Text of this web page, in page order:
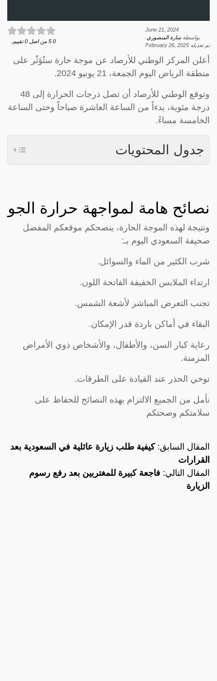
June 21, 2024
بواسطةسارة المنصوري
تم تعديله February 26, 2025
0
5 من اصل 0 تقييم.
أعلن المركز الوطني للأرصاد عن موجة حارة ستُؤثّر على
منطقة الرياض اليوم الجمعة، 21 يونيو 2024.
وتوقع الوطني للأرصاد أن تصل درجات الحرارة إلى 48
درجة مئوية، بدءاً من الساعة العاشرة صباحاً وحتى الساعة
الخامسة مساءً.
جدول المحتويات
نصائح هامة لمواجهة حرارة الجو
ونتيجة لهذه الموجة الحارة، ينصحكم موقعكم المفضل
صحيفة السعودي اليوم بـ:
شرب الكثير من الماء والسوائل.
ارتداء الملابس الخفيفة الفاتحة اللون.
تجنب التعرض المباشر لأشعة الشمس.
البقاء في أماكن باردة قدر الإمكان.
رعاية كبار السن، والأطفال، والأشخاص ذوي الأمراض
المزمنة.
توخي الحذر عند القيادة على الطرقات.
نأمل من الجميع الالتزام بهذه النصائح للحفاظ على
سلامتكم وصحتكم
المقال السابق:كيفية طلب زيارة عائلية في السعودية بعد
القرارات
المقال التالي: فاجعة كبيرة للمغتربين بعد رفع رسوم
الزيارة